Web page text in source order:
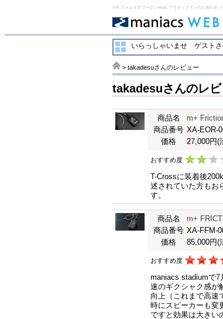
VW フォルクスワーゲン/Audi アウディファンのためのオン
いらっしゃいませ ゲストさ
> takadesuさんのレビュー
takadesuさんのレビ
商品名
m+
商品番号 XA-EOR-
価格
27,000円(
おすすめ度
T-Crossに装着後
述されていた方もお
す。
商品名
m+
商品番号 XA-FFM-
価格
85,000円(
おすすめ度
maniacs stadiumで7
速のギクシャク感が
向上（これまで高速
時にスピーカーも
ですと効果は大きい